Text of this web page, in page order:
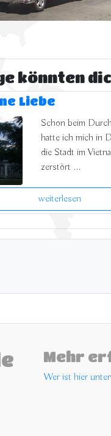
könnten
Liebe
Schon beim
hatte ich mich in
die Stadt im
zerstört ...
weiterlesen
Mehr
Wer ist hier